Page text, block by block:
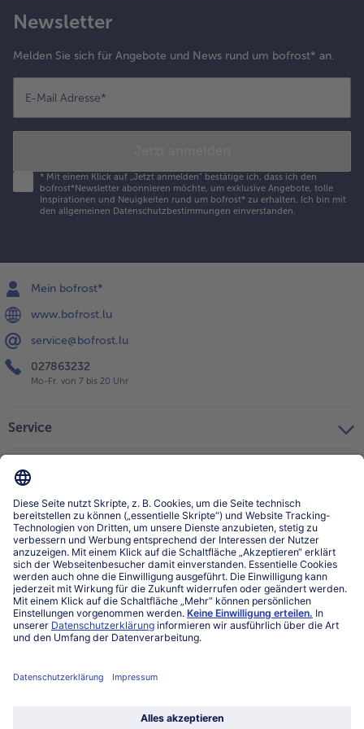
Newsletter
Melden Sie sich für Angebote und News rund um bofrost* an.
E-Mail Adresse*
* Mit einem Klick auf „Jetzt anmelden" bestätige ich, dass ich den
bofrost*Newsletter abonnieren möchte, um exklusive Angebote, tolle
Inspirationen und Neuigkeiten rund um bofrost* zu erhalten. Ich bin mit
den allgemeinen Datenschutzbestimmungen einverstanden.
Mein bofrost*
www.bofrost.lu
service@bofrost.lu
027863232
Mo-Fr. von 7 bis 20 Uhr
Service
Über bofrost*
Kategorien
Land / Sprache wählen